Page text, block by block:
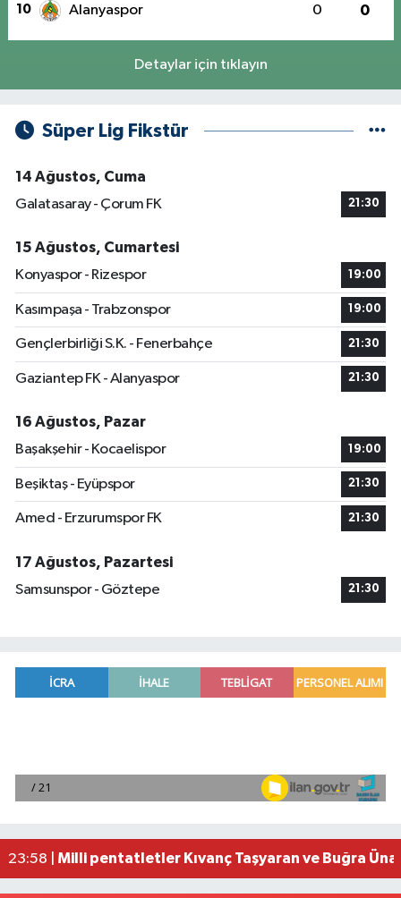
10 Alanyaspor 0 0
Detaylar için tıklayın
Süper Lig Fikstür
14 Ağustos, Cuma
Galatasaray - Çorum FK
21:30
15 Ağustos, Cumartesi
Konyaspor - Rizespor
19:00
Kasımpaşa - Trabzonspor 19:00
Gençlerbirliği S.K. - Fenerbahçe 21:30
Gaziantep FK - Alanyaspor 21:30
16 Ağustos, Pazar
Başakşehir - Kocaelispor
19:00
Beşiktaş - Eyüpspor 21:30
Amed - Erzurumspor FK 21:30
17 Ağustos, Pazartesi
Samsunspor - Göztepe
21:30
00:39 |
Mersin'de uyuşturucu operasyonunda 190
23:58 | Milli pentatletler Kıvanç Taşyaran ve Buğra